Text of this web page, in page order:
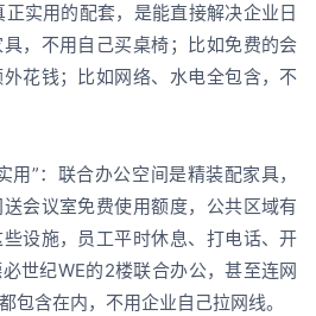
正实用的配套，是能直接解决企业日
，不用自己买桌椅；比如免费的会
花钱；比如网络、水电全包含，不
用”：联合办公空间是精装配家具，
会议室免费使用额度，公共区域有
设施，员工平时休息、打电话、开
世纪WE的2楼联合办公，甚至连网
包含在内，不用企业自己拉网线。